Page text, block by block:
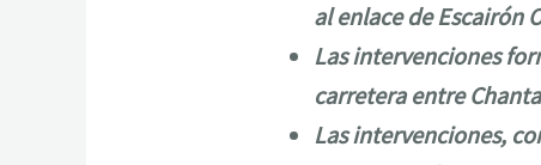
al enlace de Escairón
Las intervenciones
carretera entre
Las intervenciones,